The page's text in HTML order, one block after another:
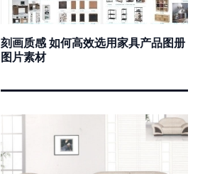
刻画质感 如何高效选用家具产品图册
图片素材